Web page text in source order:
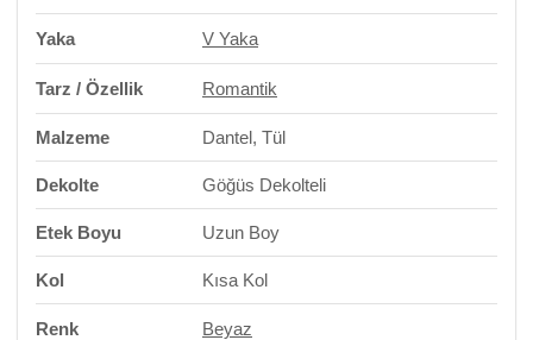
Yaka V Yaka
Tarz / Özellik Romantik
Malzeme Dantel, Tül
Dekolte Göğüs Dekolteli
Etek Boyu Uzun Boy
Kol Kısa Kol
Renk Beyaz